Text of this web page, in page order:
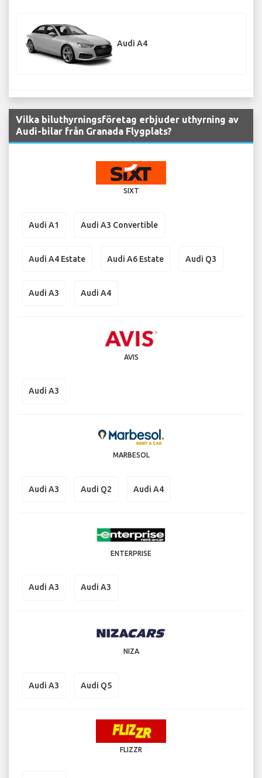
Audi A4
Vilka biluthyrningsföretag erbjuder uthyrning av
Audi-bilar från Granada Flygplats?
SIXT
Audi A1 Audi A3 Convertible
Audi A4 Estate Audi A6 Estate Audi Q3
Audi A3 Audi A4
AVIS
Audi A3
MARBESOL
Audi A3 Audi Q2 Audi A4
ENTERPRISE
Audi A3 Audi A3
NIZA
Audi A3 Audi Q5
FLIZZR